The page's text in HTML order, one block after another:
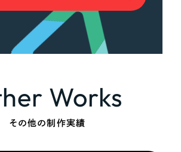
Works
その他の制作実績